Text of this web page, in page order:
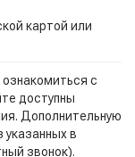
картой или
с
доступны
Дополнительную
в
звонок).